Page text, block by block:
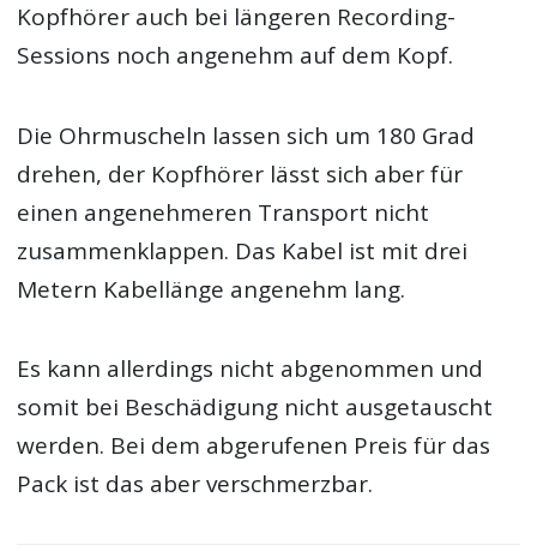
Kopfhörer auch bei längeren Recording-
Sessions noch angenehm auf dem Kopf.
Die Ohrmuscheln lassen sich um 180 Grad
drehen, der Kopfhörer lässt sich aber für
einen angenehmeren Transport nicht
zusammenklappen. Das Kabel ist mit drei
Metern Kabellänge angenehm lang.
Es kann allerdings nicht abgenommen und
somit bei Beschädigung nicht ausgetauscht
werden. Bei dem abgerufenen Preis für das
Pack ist das aber verschmerzbar.